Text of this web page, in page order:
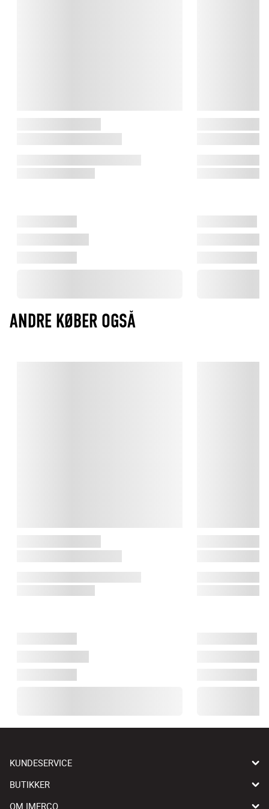
ANDRE KØBER OGSÅ
KUNDESERVICE
BUTIKKER
OM IMERCO